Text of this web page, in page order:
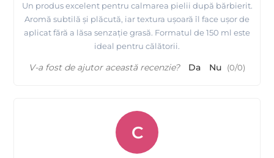
Un produs excelent pentru calmarea pielii după bărbierit.
Aromă subtilă și plăcută, iar textura ușoară îl face ușor de
aplicat fără a lăsa senzație grasă. Formatul de 150 ml este
ideal pentru călătorii.
V-a fost de ajutor această recenzie? Da Nu (0/0)
C